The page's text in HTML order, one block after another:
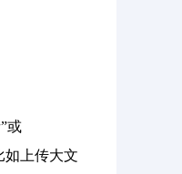
或
如上传大文